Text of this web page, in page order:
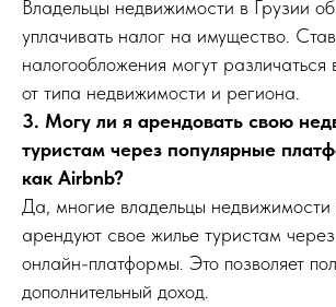
Владельцы недвижимости в Грузии
уплачивать налог на имущество.
налогообложения могут различаться
от типа недвижимости и региона.
3. Могу ли я арендовать свою
туристам через популярные
как Airbnb?
Да, многие владельцы недвижимости
арендуют свое жилье туристам
онлайн-платформы. Это позволяет
дополнительный доход.